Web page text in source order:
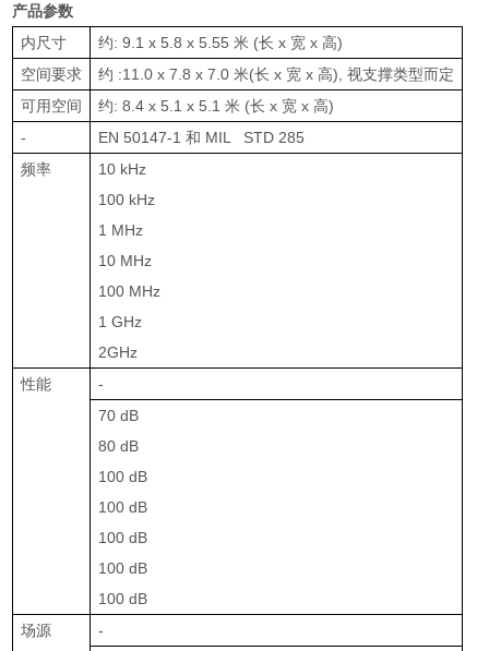
产品参数
内尺寸
约: 9.1 x 5.8 x 5.55米 (长 x 宽 x高)
空间要求
约 :11.0 x 7.8 x 7.0米(长 x 宽 x高),视支撑类型而定
可用空间
约: 8.4 x 5.1 x 5.1米 (长 x 宽 x高)
-
EN 50147-1和 MIL STD 285
频率
10 kHz
100 kHz
1 MHz
10 MHz
100 MHz
1 GHz
2GHz
性能
-
70 dB
80 dB
100 dB
100 dB
100 dB
100 dB
100 dB
场源
-